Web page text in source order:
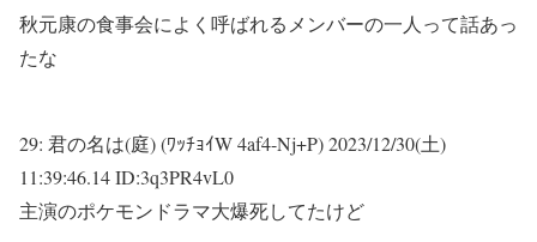
秋元康の食事会によく呼ばれるメンバーの一人って話あっ
たな
29: 君の名は(庭) (ﾜｯﾁｮｲW 4af4-Nj+P)2023/12/30(土)
11:39:46.14 ID:3q3PR4vL0
主演のポケモンドラマ大爆死してたけど